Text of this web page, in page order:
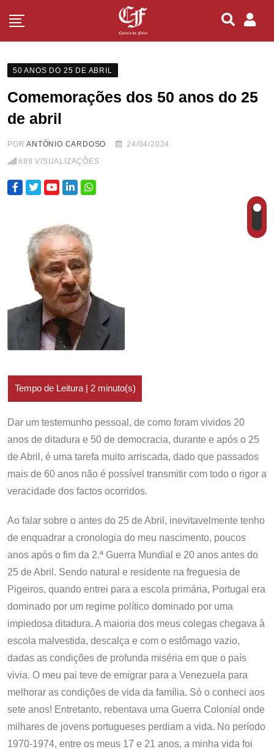
50 ANOS DO 25 DE ABRIL
Comemorações dos 50 anos do 25
de abril
PORANTÓNIO CARDOSO
24/04/2024
689 VISUALIZAÇÕES
Dar um testemunho pessoal, de como foram vividos 20
anos de ditadura e 50 de democracia, durante e após o 25
de Abril, é uma tarefa muito arriscada, dado que passados
mais de 60 anos não é possível transmitir com todo o rigor a
veracidade dos factos ocorridos.
Ao falar sobre o antes do 25 de Abril, inevitavelmente tenho
de enquadrar a cronologia do meu nascimento, poucos
anos após o fim da 2.ª Guerra Mundial e 20 anos antes do
25 de Abril. Sendo natural e residente na freguesia de
Pigeiros, quando entrei para a escola primária, Portugal era
dominado por um regime político dominado por uma
impiedosa ditadura. A maioria dos meus colegas chegava à
escola malvestida, descalça e com o estômago vazio,
dadas as condições de profunda miséria em que o país
vivia. O meu pai teve de emigrar para a Venezuela para
melhorar as condições de vida da família. Só o conheci aos
sete anos! Entretanto, rebentava uma Guerra Colonial onde
milhares de jovens portugueses perdiam a vida. No período
1970-1974, entre os meus 17 e 21 anos, a minha vida foi